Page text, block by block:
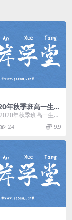
年秋季班高一生物
班（1080超清视
盘分享
年秋季班高一生物
，百度网盘分享1080
...24 9.9